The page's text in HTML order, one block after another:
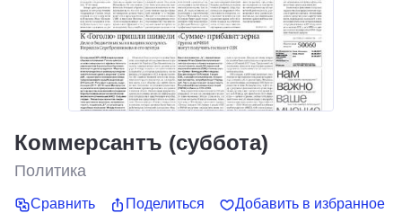
Коммерсантъ (суббота)
Политика
Сравнить Поделиться Добавить в избранное